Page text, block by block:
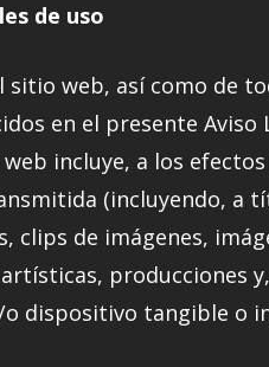
de uso
sitio web, así como de
en el presente Aviso
incluye, a los
(incluyendo, a
clips de imágenes,
producciones
dispositivo tangible o